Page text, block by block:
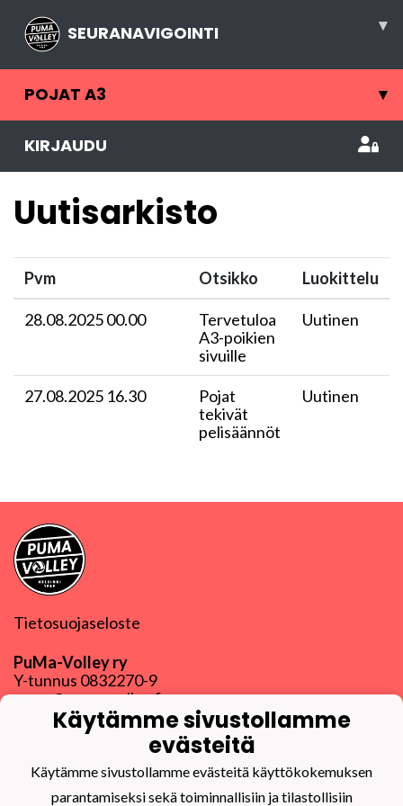
SEURANAVIGOINTI ▾
POJAT A3 ▾
KIRJAUDU
Uutisarkisto
Pvm Otsikko Luokittelu
28.08.2025 00.00
Tervetuloa
A3-poikien
sivuille
Uutinen
27.08.2025 16.30
Pojat
tekivät
pelisäännöt
Uutinen
Tietosuojaseloste
PuMa-Volley ry
Y-tunnus 0832270-9
puma@puma-volley.fi
Linkki muihin yhteystietoihin
Käytämme sivustollamme
evästeitä
Käytämme sivustollamme evästeitä käyttökokemuksen
parantamiseksi sekä toiminnallisiin ja tilastollisiin